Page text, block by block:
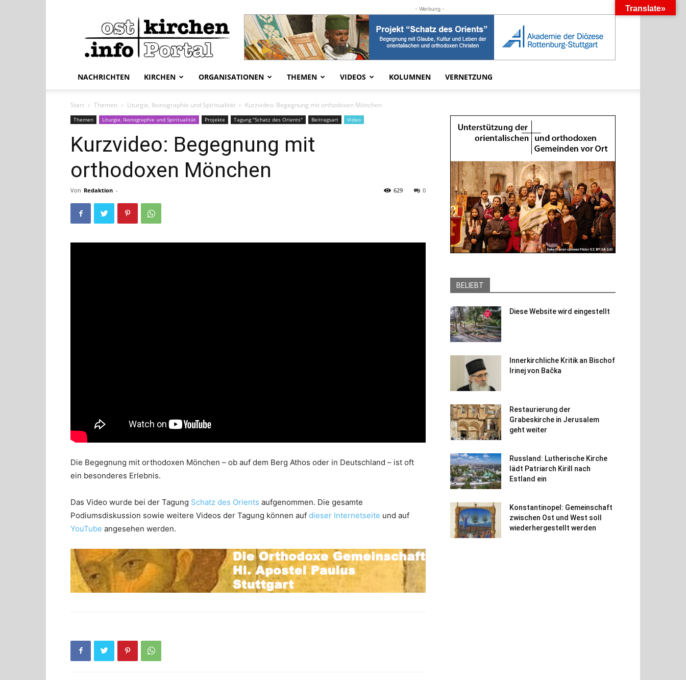
ostkirchen.info
- Werbung -
NACHRICHTEN KIRCHEN ORGANISATIONEN THEMEN VIDEOS KOLUMNEN VERNETZUNG
Start Themen Liturgie, Ikonographie und Spiritualität Kurzvideo: Begegnung mit orthodoxen Mönchen
Themen Liturgie, Ikonographie und Spiritualität Projekte Tagung "Schatz des Orients" Beitragsart Video
Kurzvideo: Begegnung mit
orthodoxen Mönchen
Von Redaktion - 0
629
Die Begegnung mit orthodoxen Mönchen – ob auf dem Berg Athos oder in Deutschland – ist oft
ein besonderes Erlebnis.
Das Video wurde bei der Tagung Schatz des Orients aufgenommen. Die gesamte
Podiumsdiskussion sowie weitere Videos der Tagung können auf dieser Internetseite und auf
YouTube angesehen werden.
BELIEBT
Diese Website wird eingestellt
Innerkirchliche Kritik an Bischof
Irinej von Bačka
Restaurierung der
Grabeskirche in Jerusalem
geht weiter
Russland: Lutherische Kirche
lädt Patriarch Kirill nach
Estland ein
Konstantinopel: Gemeinschaft
zwischen Ost und West soll
wiederhergestellt werden
Translate»